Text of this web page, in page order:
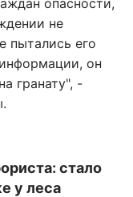
опасности,
не
пытались его
он
гранату", -
стало
у леса